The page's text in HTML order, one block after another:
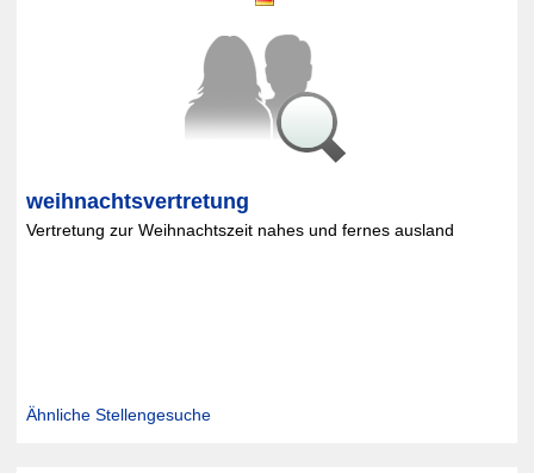
weihnachtsvertretung
Vertretung zur Weihnachtszeit nahes und fernes ausland
Ähnliche Stellengesuche